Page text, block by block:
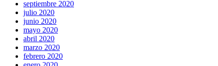
septiembre 2020
julio 2020
junio 2020
mayo 2020
abril 2020
marzo 2020
febrero 2020